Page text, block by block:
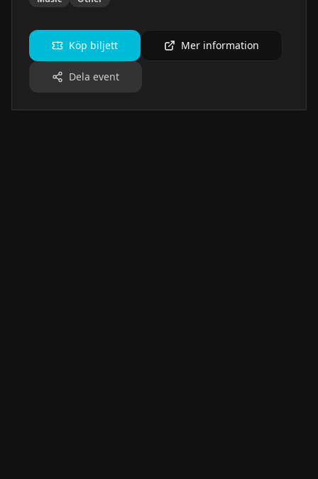
Köp biljett Mer information
Dela event